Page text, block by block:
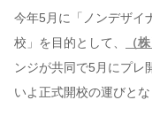
今年5月に「ノンデザイ
校」を目的として、
（
ンジが共同で5月にプレ
いよ正式開校の運びとな